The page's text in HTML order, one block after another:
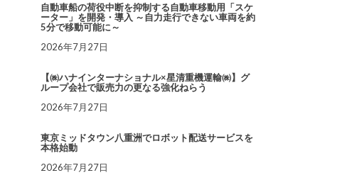
自動車船の荷役中断を抑制する自動車移動用「スケ
ーター」を開発・導入 ～自力走行できない車両を約
5分で移動可能に～
2026年7月27日
【㈱ハナインターナショナル×星清重機運輸㈱】グ
ループ会社で販売力の更なる強化ねらう
2026年7月27日
東京ミッドタウン八重洲でロボット配送サービスを
本格始動
2026年7月27日